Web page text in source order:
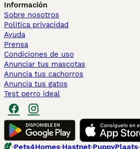
Información
Sobre nosotros
Politica privacidad
Ayuda
Prensa
Condiciones de uso
Anunciar tus mascotas
Anuncia tus cachorros
Anuncia tus gatos
Test perro ideal